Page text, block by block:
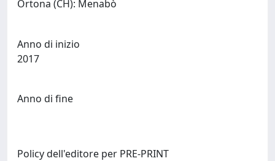
Anno di inizio
Anno di fine
Policy dell'editore per PRE-PRINT